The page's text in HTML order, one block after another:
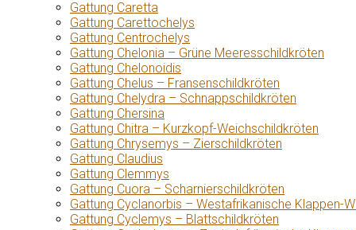
Gattung Caretta
Gattung Carettochelys
Gattung Centrochelys
Gattung Chelonia – Grüne Meeresschildkröten
Gattung Chelonoidis
Gattung Chelus – Fransenschildkröten
Gattung Chelydra – Schnappschildkröten
Gattung Chersina
Gattung Chitra – Kurzkopf-Weichschildkröten
Gattung Chrysemys – Zierschildkröten
Gattung Claudius
Gattung Clemmys
Gattung Cuora – Scharnierschildkröten
Gattung Cyclanorbis – Westafrikanische Klappen-
Gattung Cyclemys – Blattschildkröten